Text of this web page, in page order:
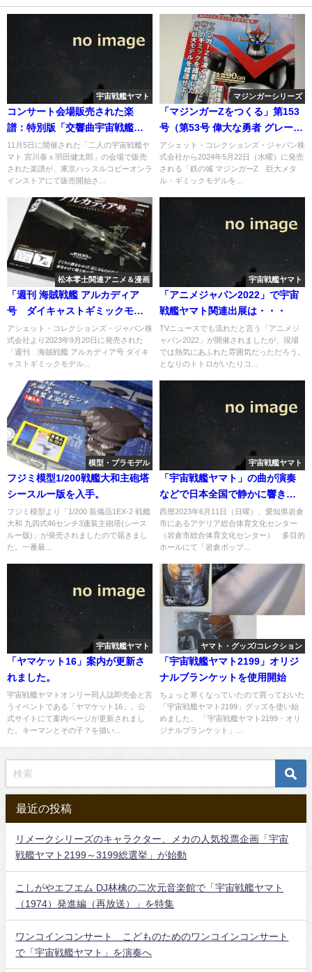
宇宙戦艦ヤマト
コンサート会場販売された楽
譜：特別版「交響曲宇宙戦艦ヤ
マト」＆特別版 組曲「宇宙戦艦
ヤマト」がオンラインストアに
て販売中
11月5日に開催された「二人の宇宙戦艦ヤ
マト 宮川泰ｘ羽田健太郎」の会場で販売
された楽譜が、東京ハッスルコピーオンラ
インストアにて販売開始さ...
マジンガーシリーズ
「マジンガーZをつくる」第153
号（第53号 偉大な勇者 グレート
マジンガー 編）
アシェット・コレクションズ・ジャパン株
式会社から2024年5月22日（水曜）に発売
される「鉄の城 マジンガーZ 巨大メタ
ル・ギミックモデルを...
松本零士関連アニメ＆漫画
「週刊 海賊戦艦 アルカディア
号 ダイキャストギミックモデ
ルをつくる」第3号-1
アシェット・コレクションズ・ジャパン株
式会社より2023年9月20日に発売された
「週刊 海賊戦艦 アルカディア号 ダイキ
ャストギミックモデル...
宇宙戦艦ヤマト
「アニメジャパン2022」で宇宙
戦艦ヤマト関連出展は・・・
TVニュースでも流れたと言う「アニメジ
ャパン2022」が開催されましたが、現場
では熱気にあふれた雰囲気だっただろう。
となりのトトロがいたりコ...
模型・プラモデル
フジミ模型1/200戦艦大和主砲塔
シースルー版を入手。
フジミ模型より「1/200 装備品1EX-2 戦艦
大和 九四式46センチ3連装主砲塔(シース
ルー版)」が発売されましたので届きまし
た。一番最...
宇宙戦艦ヤマト
「宇宙戦艦ヤマト」の曲が演奏
などで日本全国で静かに響き渡
って行く
西暦2023年6月11日（日曜）、愛知県岩倉
市にあるアデリア総合体育文化センター
（岩倉市総合体育文化センター） 多目的
ホールにて「岩倉ポップ...
宇宙戦艦ヤマト
「ヤマケット16」案内が更新さ
れました。
宇宙戦艦ヤマトオンリー同人誌即売会と言
うイベントである「ヤマケット16」。公
式サイトにて案内ページが更新されまし
た。キーマンとその子？を描い...
ヤマト・グッズ/コレクション
「宇宙戦艦ヤマト2199」オリジ
ナルブランケットを使用開始
ちょっと寒くなっていたので買っておいた
「宇宙戦艦ヤマト2199」グッズを使い始
めました。 「宇宙戦艦ヤマト2199・オリ
ジナルブランケット」...
最近の投稿
リメークシリーズのキャラクター、メカの人気投票企画「宇宙
戦艦ヤマト2199～3199総選挙」が始動
こしがやエフエム DJ林檎の二次元音楽館で「宇宙戦艦ヤマト
（1974）発進編（再放送）」を特集
ワンコインコンサート こどものためのワンコインコンサート
で「宇宙戦艦ヤマト」を演奏へ